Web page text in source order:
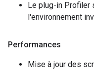
Le plug-in Profiler
l'environnement
Performances
Mise à jour des